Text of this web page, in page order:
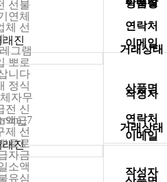
연락처
이메일
선불
연체
진
상품명
거래상태
작성자
연락처
이메일
체 선
그램
뽀로
니다
정식
자무
전 신
액급
래진
상품명
거래상태
작성자
제 선
로로
자금
소액
유심